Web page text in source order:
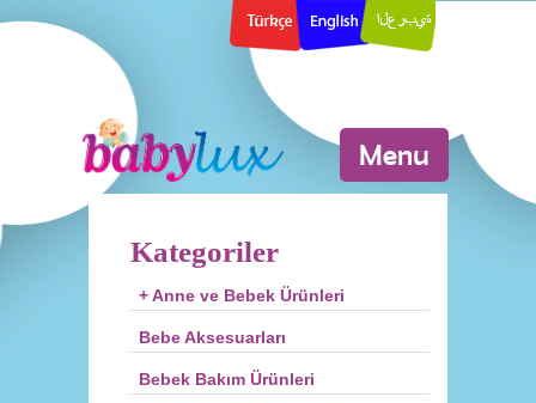
Menu
Kategoriler
+ Anne ve Bebek Ürünleri
Bebe Aksesuarları
Bebek Bakım Ürünleri